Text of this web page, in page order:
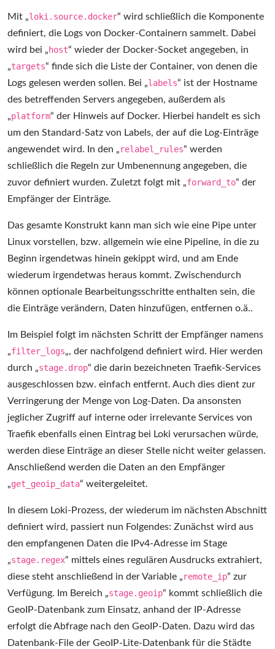
Mit „loki.source.docker“ wird schließlich die Komponente
definiert, die Logs von Docker-Containern sammelt. Dabei
wird bei „host“ wieder der Docker-Socket angegeben, in
„targets“ finde sich die Liste der Container, von denen die
Logs gelesen werden sollen. Bei „labels“ ist der Hostname
des betreffenden Servers angegeben, außerdem als
„platform“ der Hinweis auf Docker. Hierbei handelt es sich
um den Standard-Satz von Labels, der auf die Log-Einträge
angewendet wird. In den „relabel_rules“ werden
schließlich die Regeln zur Umbenennung angegeben, die
zuvor definiert wurden. Zuletzt folgt mit „forward_to“ der
Empfänger der Einträge.
Das gesamte Konstrukt kann man sich wie eine Pipe unter
Linux vorstellen, bzw. allgemein wie eine Pipeline, in die zu
Beginn irgendetwas hinein gekippt wird, und am Ende
wiederum irgendetwas heraus kommt. Zwischendurch
können optionale Bearbeitungsschritte enthalten sein, die
die Einträge verändern, Daten hinzufügen, entfernen o.ä..
Im Beispiel folgt im nächsten Schritt der Empfänger namens
„filter_logs„, der nachfolgend definiert wird. Hier werden
durch „stage.drop“ die darin bezeichneten Traefik-Services
ausgeschlossen bzw. einfach entfernt. Auch dies dient zur
Verringerung der Menge von Log-Daten. Da ansonsten
jeglicher Zugriff auf interne oder irrelevante Services von
Traefik ebenfalls einen Eintrag bei Loki verursachen würde,
werden diese Einträge an dieser Stelle nicht weiter gelassen.
Anschließend werden die Daten an den Empfänger
„get_geoip_data“ weitergeleitet.
In diesem Loki-Prozess, der wiederum im nächsten Abschnitt
definiert wird, passiert nun Folgendes: Zunächst wird aus
den empfangenen Daten die IPv4-Adresse im Stage
„stage.regex“ mittels eines regulären Ausdrucks extrahiert,
diese steht anschließend in der Variable „remote_ip“ zur
Verfügung. Im Bereich „stage.geoip“ kommt schließlich die
GeoIP-Datenbank zum Einsatz, anhand der IP-Adresse
erfolgt die Abfrage nach den GeoIP-Daten. Dazu wird das
Datenbank-File der GeoIP-Lite-Datenbank für die Städte